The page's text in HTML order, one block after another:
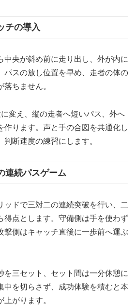
チの導入
中央が斜め前に走り出し、外が内に
パスの放し位置を早め、走者の体の
ちません。
変え、縦の走者へ短いパス、外へ
作ります。声と手の合図を共通化し
断速度の練習にします。
連続パスゲーム
ッドで三対二の連続突破を行い、二
得点とします。守備側は手を使わず
撃側はキャッチ直後に一歩前へ運ぶ
を三セット、セット間は一分休憩に
中を切らさず、成功体験を積むと本
がります。